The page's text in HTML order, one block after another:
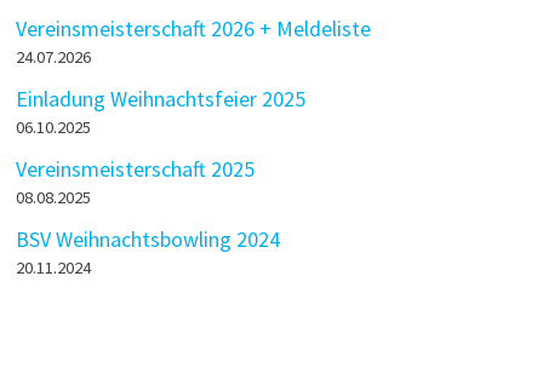
Vereinsmeisterschaft 2026 + Meldeliste
24.07.2026
Einladung Weihnachtsfeier 2025
06.10.2025
Vereinsmeisterschaft 2025
08.08.2025
BSV Weihnachtsbowling 2024
20.11.2024